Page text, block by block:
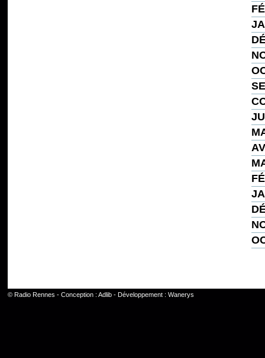
© Radio Rennes - Conception : Adlib- Développement : Wanerys